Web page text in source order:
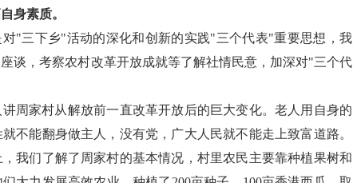
身素质。
"三下乡"活动的深化和创新的实践"三个代表"重要思想，我
谈，考察农村改革开放成就等了解社情民意，加深对"三个代
周家村从解放前一直改革开放后的巨大变化。老人用自身的
不能翻身做主人，没有党，广大人民就不能走上致富道路。
我们了解了周家村的基本情况，村里农民主要靠种植果树和